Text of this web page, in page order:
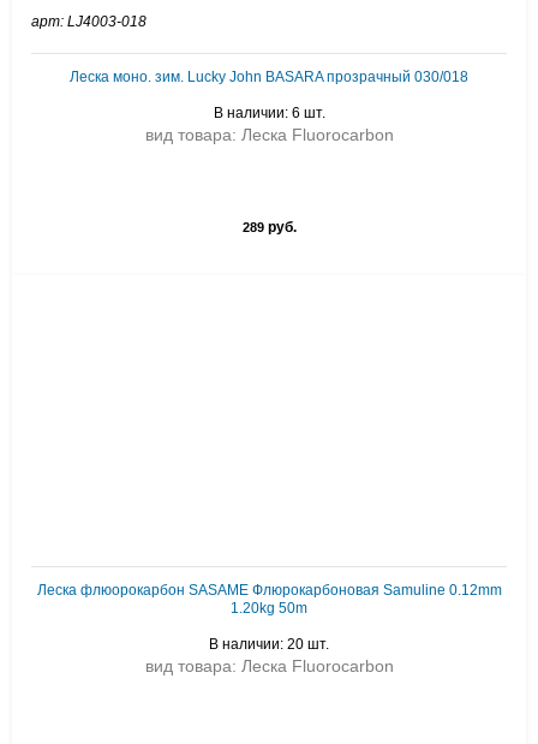
арт: LJ4003-018
Леска моно. зим. Lucky John BASARA прозрачный 030/018
В наличии: 6 шт.
вид товара: Леска Fluorocarbon
289руб.
Леска флюорокарбон SASAME Флюрокарбоновая Samuline 0.12mm
1.20kg 50m
В наличии: 20 шт.
вид товара: Леска Fluorocarbon